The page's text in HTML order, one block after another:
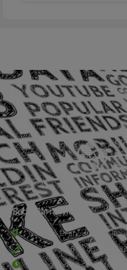
Sede Barra Mansa
Rua Rio Branco, nº107
(24) 3323-2848 ou (24)
De segunda à sexta-feira ,